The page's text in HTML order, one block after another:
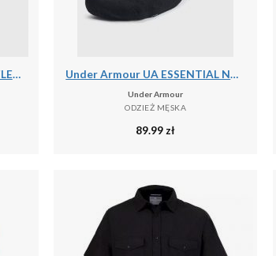
Under Armour UA ARMOUR FLEECE JOGGERS Spodnie męskie Under Armour UA ESSENTIAL NO SHOW 6PK Skarpety uniseks
Under Armour
ODZIEŻ MĘSKA
89.99 zł